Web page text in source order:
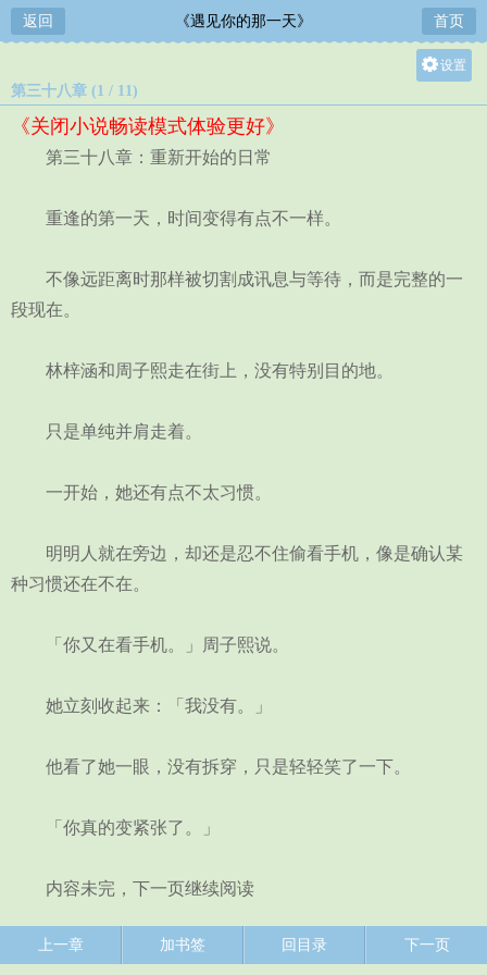
返回 《遇见你的那一天》 首页
设置
第三十八章 (1 / 11)
《关闭小说畅读模式体验更好》
第三十八章：重新开始的日常
重逢的第一天，时间变得有点不一样。
不像远距离时那样被切割成讯息与等待，而是完整的一
段现在。
林梓涵和周子熙走在街上，没有特别目的地。
只是单纯并肩走着。
一开始，她还有点不太习惯。
明明人就在旁边，却还是忍不住偷看手机，像是确认某
种习惯还在不在。
「你又在看手机。」周子熙说。
她立刻收起来：「我没有。」
他看了她一眼，没有拆穿，只是轻轻笑了一下。
「你真的变紧张了。」
内容未完，下一页继续阅读
上一章 加书签 回目录 下一页